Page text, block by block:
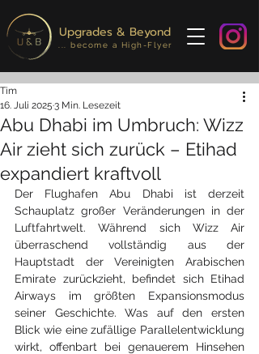
Upgrades & Beyond
... become a High-Flyer
Abu Dhabi im Umbruch: Wizz
Air zieht sich zurück – Etihad
expandiert kraftvoll
Tim
16. Juli 2025 3 Min. Lesezeit
Der Flughafen Abu Dhabi ist derzeit
Schauplatz großer Veränderungen in der
Luftfahrtwelt. Während sich Wizz Air
überraschend vollständig aus der
Hauptstadt der Vereinigten Arabischen
Emirate zurückzieht, befindet sich Etihad
Airways im größten Expansionsmodus
seiner Geschichte. Was auf den ersten
Blick wie eine zufällige Parallelentwicklung
wirkt, offenbart bei genauerem Hinsehen